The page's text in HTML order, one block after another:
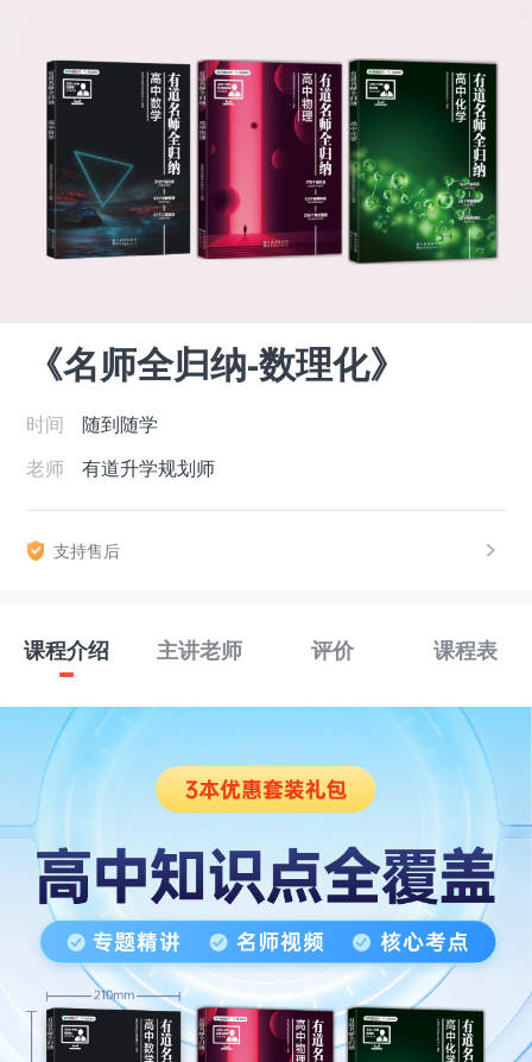
《名师全归纳-数理化》
时间
随到随学
老师
有道升学规划师
支持售后
课程介绍 主讲老师 评价 课程表